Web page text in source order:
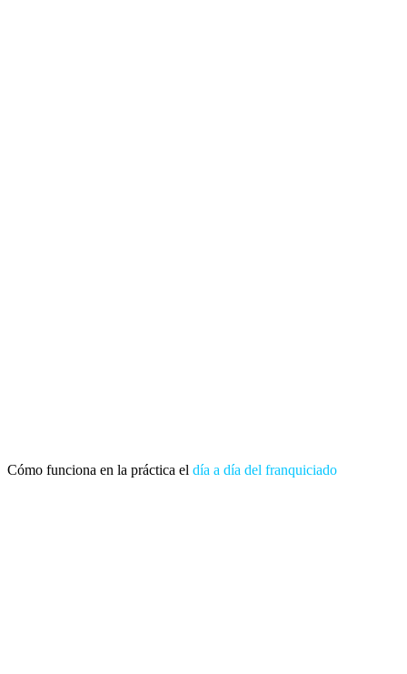
Cómo funciona en la práctica el día a día del franquiciado